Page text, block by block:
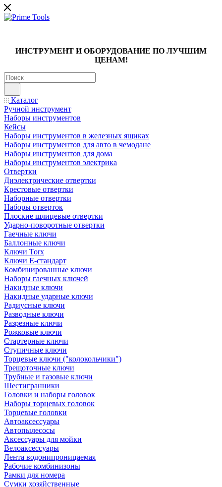
ИНСТРУМЕНТ И ОБОРУДОВАНИЕ ПО ЛУЧШИМ
ЦЕНАМ!
Каталог
Ручной инструмент
Наборы инструментов
Кейсы
Наборы инструментов в железных ящиках
Наборы инструментов для авто в чемодане
Наборы инструментов для дома
Наборы инструментов электрика
Отвертки
Диэлектрические отвертки
Крестовые отвертки
Наборные отвертки
Наборы отверток
Плоские шлицевые отвертки
Ударно-поворотные отвертки
Гаечные ключи
Баллонные ключи
Ключи Torx
Ключи Е-стандарт
Комбинированные ключи
Наборы гаечных ключей
Накидные ключи
Накидные ударные ключи
Радиусные ключи
Разводные ключи
Разрезные ключи
Рожковые ключи
Стартерные ключи
Ступичные ключи
Торцевые ключи ("колокольчики")
Трещоточные ключи
Трубные и газовые ключи
Шестигранники
Головки и наборы головок
Наборы торцевых головок
Торцевые головки
Автоаксессуары
Автопылесосы
Аксессуары для мойки
Велоаксессуары
Лента водонипроницаемая
Рабочие комбинизоны
Рамки для номера
Сумки хозяйственные